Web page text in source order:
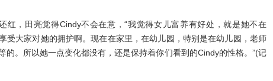
，田亮觉得Cindy不会在意，“我觉得女儿富养有好处，就是她不在
受大家对她的拥护啊。现在在家里，在幼儿园，特别是在幼儿园，老师
的。所以她一点变化都没有，还是保持着你们看到的Cindy的性格。”(记